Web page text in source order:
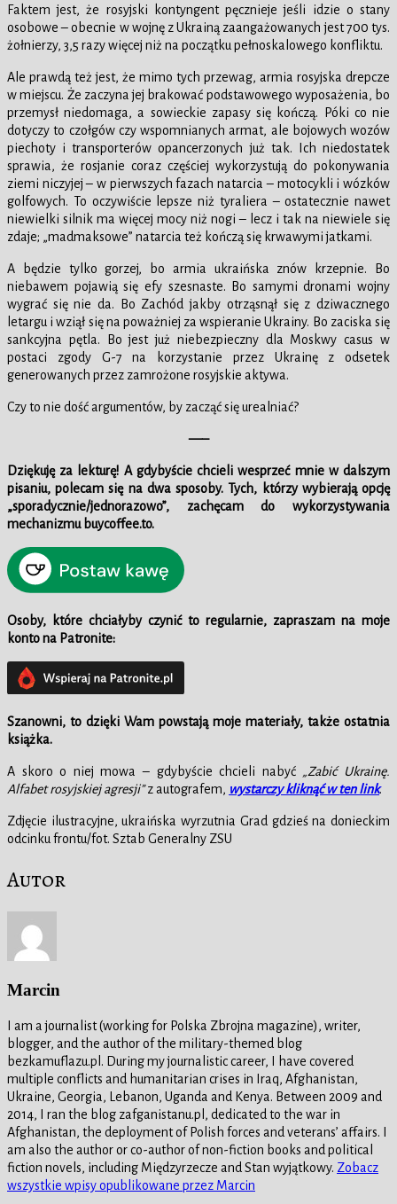
Faktem jest, że rosyjski kontyngent pęcznieje jeśli idzie o stany
osobowe – obecnie w wojnę z Ukrainą zaangażowanych jest 700 tys.
żołnierzy, 3,5 razy więcej niż na początku pełnoskalowego konfliktu.
Ale prawdą też jest, że mimo tych przewag, armia rosyjska drepcze
w miejscu. Że zaczyna jej brakować podstawowego wyposażenia, bo
przemysł niedomaga, a sowieckie zapasy się kończą. Póki co nie
dotyczy to czołgów czy wspomnianych armat, ale bojowych wozów
piechoty i transporterów opancerzonych już tak. Ich niedostatek
sprawia, że rosjanie coraz częściej wykorzystują do pokonywania
ziemi niczyjej – w pierwszych fazach natarcia – motocykli i wózków
golfowych. To oczywiście lepsze niż tyraliera – ostatecznie nawet
niewielki silnik ma więcej mocy niż nogi – lecz i tak na niewiele się
zdaje; „madmaksowe” natarcia też kończą się krwawymi jatkami.
A będzie tylko gorzej, bo armia ukraińska znów krzepnie. Bo
niebawem pojawią się efy szesnaste. Bo samymi dronami wojny
wygrać się nie da. Bo Zachód jakby otrząsnął się z dziwacznego
letargu i wziął się na poważniej za wspieranie Ukrainy. Bo zaciska się
sankcyjna pętla. Bo jest już niebezpieczny dla Moskwy casus w
postaci zgody G-7 na korzystanie przez Ukrainę z odsetek
generowanych przez zamrożone rosyjskie aktywa.
Czy to nie dość argumentów, by zacząć się urealniać?
—–
Dziękuję za lekturę! A gdybyście chcieli wesprzeć mnie w dalszym
pisaniu, polecam się na dwa sposoby. Tych, którzy wybierają opcję
„sporadycznie/jednorazowo”, zachęcam do wykorzystywania
mechanizmu buycoffee.to.
Osoby, które chciałyby czynić to regularnie, zapraszam na moje
konto na Patronite:
Szanowni, to dzięki Wam powstają moje materiały, także ostatnia
książka.
A skoro o niej mowa – gdybyście chcieli nabyć „Zabić Ukrainę.
Alfabet rosyjskiej agresji”z autografem, wystarczy kliknąć w ten link.
Zdjęcie ilustracyjne, ukraińska wyrzutnia Grad gdzieś na donieckim
odcinku frontu/fot. Sztab Generalny ZSU
Autor
Marcin
I am a journalist (working for Polska Zbrojna magazine), writer,
blogger, and the author of the military-themed blog
bezkamuflazu.pl. During my journalistic career, I have covered
multiple conflicts and humanitarian crises in Iraq, Afghanistan,
Ukraine, Georgia, Lebanon, Uganda and Kenya. Between 2009 and
2014, I ran the blog zafganistanu.pl, dedicated to the war in
Afghanistan, the deployment of Polish forces and veterans’ affairs. I
am also the author or co-author of non-fiction books and political
fiction novels, including Międzyrzecze and Stan wyjątkowy. Zobacz
wszystkie wpisy opublikowane przez Marcin